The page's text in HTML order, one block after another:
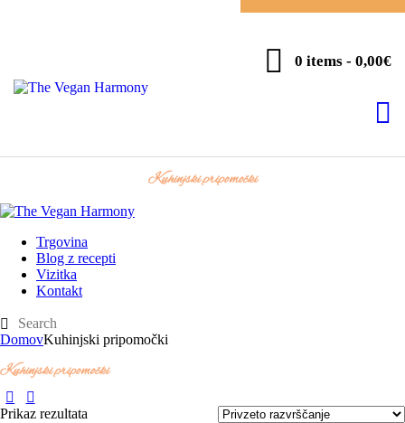
0 items- 0,00€
Kuhinjski pripomočki
Trgovina
Blog z recepti
Vizitka
Kontakt
DomovKuhinjski pripomočki
Kuhinjski pripomočki
Prikaz rezultata